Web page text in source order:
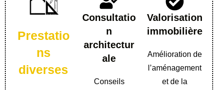
Prestatio
ns
diverses
Consultatio
n
architectur
ale
Conseils
Valorisation
immobilière
Amélioration de
l’aménagement
et de la